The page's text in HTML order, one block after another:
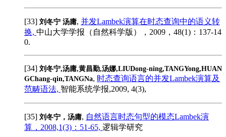
[33] 刘冬宁 汤庸, 并发Lambek演算在时态查询中的语义转
换, 中山大学学报（自然科学版），2009，48(1)：137-14
0.
[34] 刘冬宁,汤庸,黄昌勤,汤娜,LIUDong-ning,TANGYong,HUAN
GChang-qin,TANGNa, 时态查询语言的并发Lambek演算及
范畴语法, 智能系统学报,2009, 4(3),
[35] 刘冬宁，汤庸, 自然语言时态句型的模态Lambek演
算，2008,1(3)：51-65, 逻辑学研究